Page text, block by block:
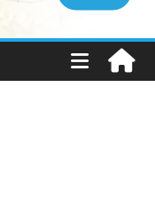
מהמקורות